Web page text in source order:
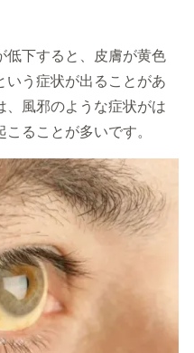
低下すると、皮膚が黄色
いう症状が出ることがあ
、風邪のような症状がは
ることが多いです。